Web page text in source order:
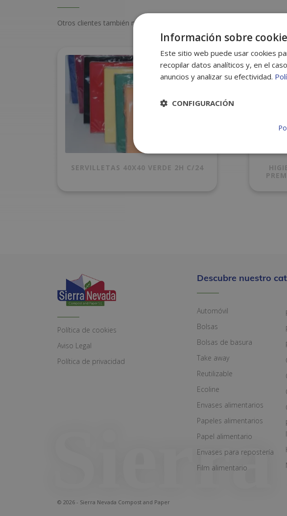
Otros clientes también miraron estos productos
SERVILLETAS 40X40 VERDE 2H C/24
Política de cookies
Aviso Legal
Política de privacidad
Descubre nuestro
Automóvil
Bolsas
Bolsas de basura
Take away
Reutilizable
Ecoline
Envases alimentarios
Papeles alimentarios
Papel alimentario
Envases para repostería
Film alimentario
© 2026 - Sierra Nevada Compost and Paper
Información sobre
Este sitio web puede usar cookies
recopilar datos analíticos y, en el
anuncios y analizar su efectividad.
CONFIGURACIÓN